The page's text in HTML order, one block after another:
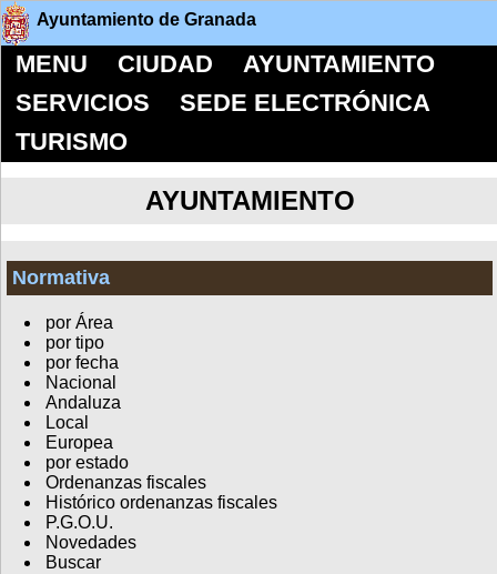
Ayuntamiento de Granada
MENU CIUDAD
AYUNTAMIENTO
SERVICIOS
SEDE ELECTRÓNICA
TURISMO
AYUNTAMIENTO
Normativa
por Área
por tipo
por fecha
Nacional
Andaluza
Local
Europea
por estado
Ordenanzas fiscales
Histórico ordenanzas fiscales
P.G.O.U.
Novedades
Buscar